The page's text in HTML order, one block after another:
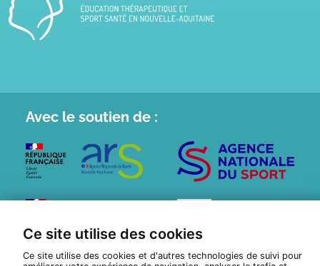
Ce site utilise des cookies
Ce site utilise des cookies et d'autres technologies de suivi pour
Avec le soutien de :